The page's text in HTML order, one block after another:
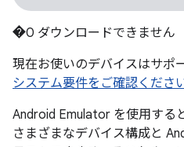
�0 ダウンロードできません
現在お使いのデバイスはサポ
システム要件をご確認くださ
Android Emulator を使用する
さまざまなデバイス構成と